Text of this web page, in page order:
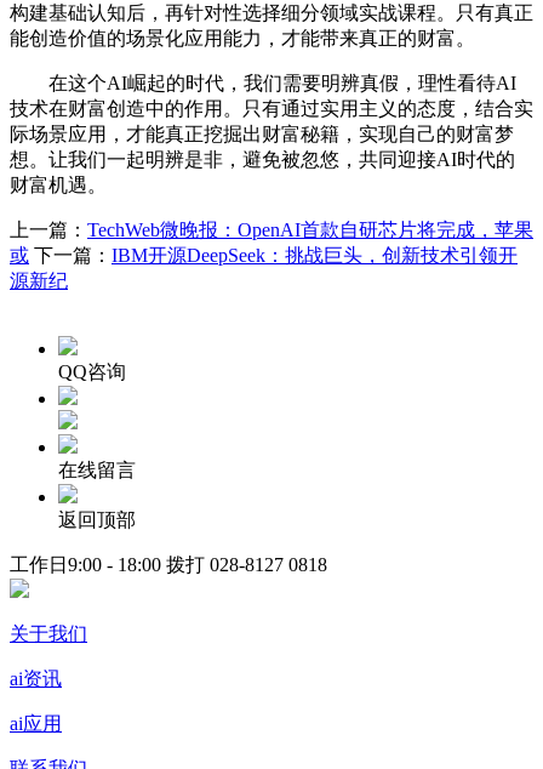
构建基础认知后，再针对性选择细分领域实战课程。只有真正
能创造价值的场景化应用能力，才能带来真正的财富。
在这个AI崛起的时代，我们需要明辨真假，理性看待AI
技术在财富创造中的作用。只有通过实用主义的态度，结合实
际场景应用，才能真正挖掘出财富秘籍，实现自己的财富梦
想。让我们一起明辨是非，避免被忽悠，共同迎接AI时代的
财富机遇。
上一篇： TechWeb微晚报：OpenAI首款自研芯片将完成，苹果
或 下一篇： IBM开源DeepSeek：挑战巨头，创新技术引领开
源新纪
QQ咨询
在线留言
返回顶部
工作日9:00 - 18:00 拨打 028-8127 0818
关于我们
ai资讯
ai应用